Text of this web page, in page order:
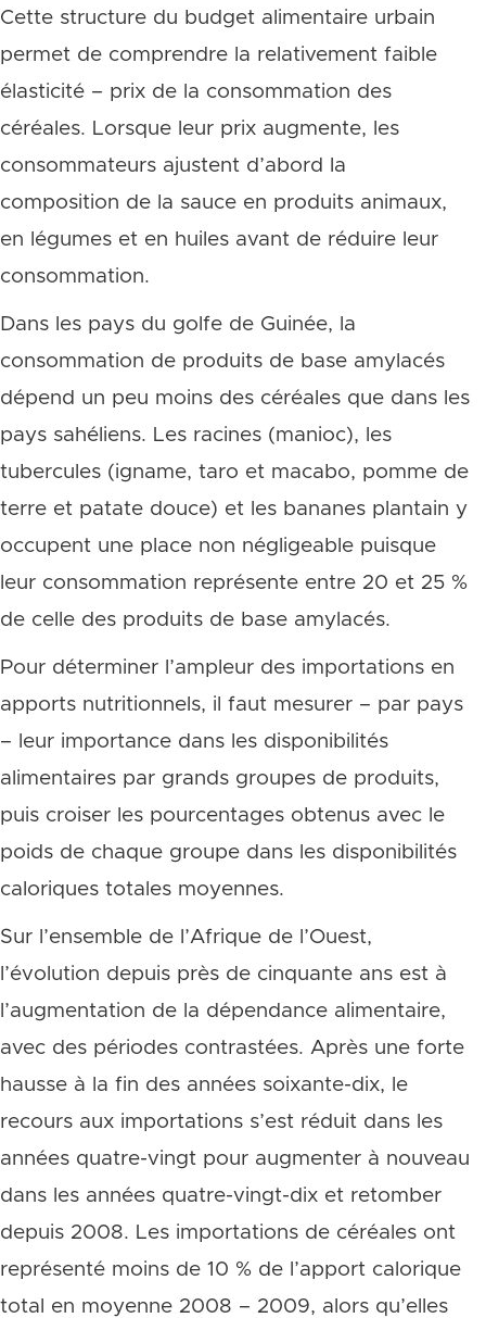
Cette structure du budget alimentaire urbain
permet de comprendre la relativement faible
élasticité – prix de la consommation des
céréales. Lorsque leur prix augmente, les
consommateurs ajustent d’abord la
composition de la sauce en produits animaux,
en légumes et en huiles avant de réduire leur
consommation.
Dans les pays du golfe de Guinée, la
consommation de produits de base amylacés
dépend un peu moins des céréales que dans les
pays sahéliens. Les racines (manioc), les
tubercules (igname, taro et macabo, pomme de
terre et patate douce) et les bananes plantain y
occupent une place non négligeable puisque
leur consommation représente entre 20 et 25 %
de celle des produits de base amylacés.
Pour déterminer l’ampleur des importations en
apports nutritionnels, il faut mesurer – par pays
– leur importance dans les disponibilités
alimentaires par grands groupes de produits,
puis croiser les pourcentages obtenus avec le
poids de chaque groupe dans les disponibilités
caloriques totales moyennes.
Sur l’ensemble de l’Afrique de l’Ouest,
l’évolution depuis près de cinquante ans est à
l’augmentation de la dépendance alimentaire,
avec des périodes contrastées. Après une forte
hausse à la fin des années soixante-dix, le
recours aux importations s’est réduit dans les
années quatre-vingt pour augmenter à nouveau
dans les années quatre-vingt-dix et retomber
depuis 2008. Les importations de céréales ont
représenté moins de 10 % de l’apport calorique
total en moyenne 2008 – 2009, alors qu’elles